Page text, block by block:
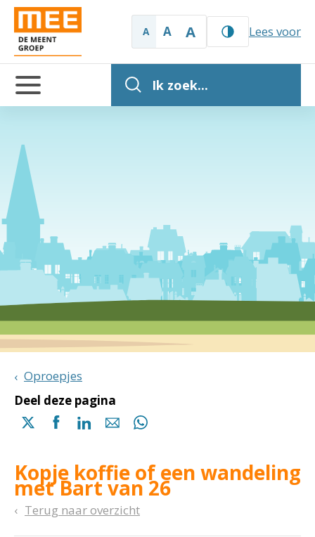
A A A Lees voor
Ik zoek...
Oproepjes
Deel deze pagina
Delen
(opent
in
een
nieuwe
Delen
(opent
in
een
nieuwe
Delen
(opent
in
een
nieuwe
Delen
mail
Delen
(opent
in
een
nieuwe
Kopje koffie of een wandeling
met Bart van 26
Terug naar overzicht